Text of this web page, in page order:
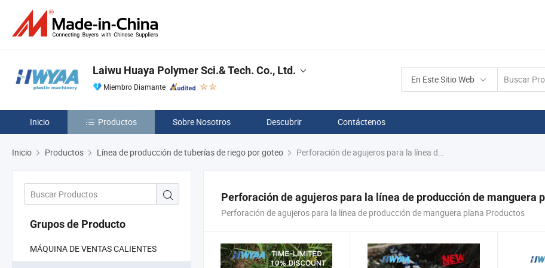
En Este Sitio Web
Laiwu Huaya Polymer Sci.& Tech. Co., Ltd.
Miembro Diamante
Inicio Productos Sobre Nosotros Descubrir Contáctenos
Inicio Productos Línea de producción de tuberías de riego por goteo Perforación de agujeros para la línea de producción de manguera plana
Grupos de Producto
MÁQUINA DE VENTAS CALIENTES
Perforación de agujeros para la línea de producción de manguera
Perforación de agujeros para la línea de producción de manguera plana Productos